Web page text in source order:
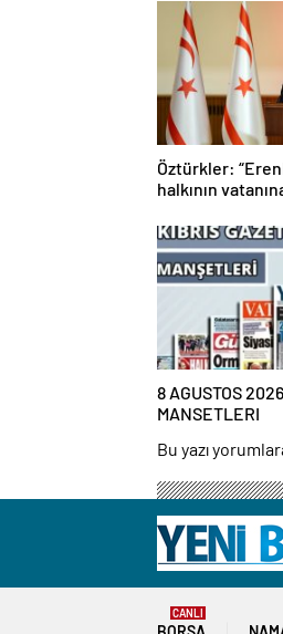
Öztürkler:
halkının
8 AGUSTOS
MANSETLERI
Bu yazı
CANLI